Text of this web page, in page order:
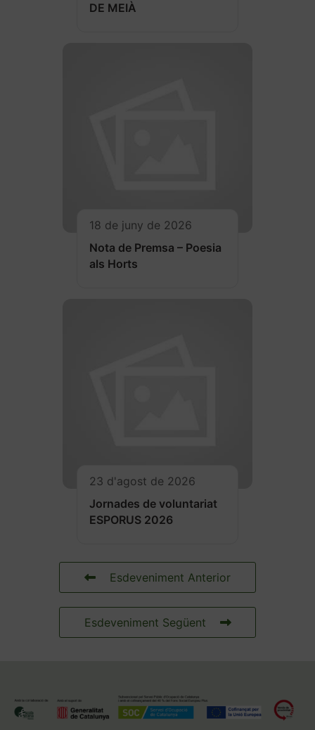
DE MEIÀ
18 de juny de 2026
Nota de Premsa – Poesia
als Horts
23 d'agost de 2026
Jornades de voluntariat
ESPORUS 2026
Esdeveniment Anterior
Esdeveniment Següent